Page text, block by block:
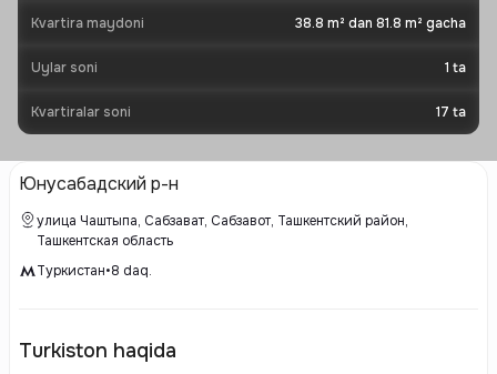
Kvartira maydoni 38.8 m² dan 81.8 m² gacha
Uylar soni 1 ta
Kvartiralar soni 17 ta
Юнусабадский р-н
улица Чаштыпа, Сабзават, Сабзавот, Ташкентский район,
Ташкентская область
Туркистан•8 daq.
Turkiston haqida